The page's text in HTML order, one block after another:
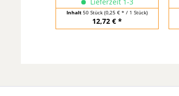
Inhalt 50 Stück (0,25 € * / 1 Stück)
12,72 € *